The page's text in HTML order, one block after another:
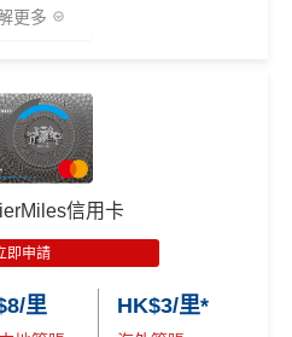
析...
解說
息準確。 若
或特定產品網站有所出入，
，簽滿指定金額可以賺以下
高達10,000里數(HK$0.5=1里)
高達40,000里數(HK$1=1里)
賺高達120,000里數
間有啲唔同，詳情睇返
更多
至9月30日
apply
信用卡
即申請
里 HK$3/里*